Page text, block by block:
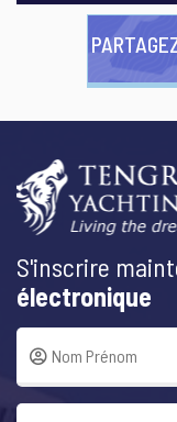
S'inscrire
électronique